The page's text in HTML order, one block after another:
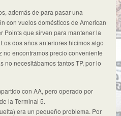
además de para pasar una
con vuelos domésticos de American
Points que sirven para mantener la
dos años anteriores hicimos algo
no encontramos precio conveniente
no necesitábamos tantos TP, por lo
con AA, pero operado por
la Terminal 5.
era un pequeño problema. Por